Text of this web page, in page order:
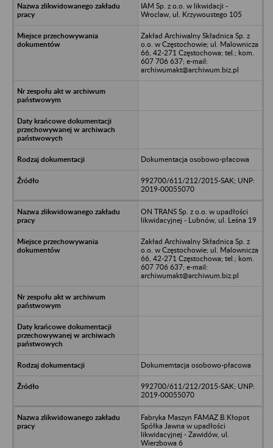
IAM Sp. z o.o. w likwidacji -
Wroclaw, ul. Krzywoustego 105
Zakład Archiwalny Składnica Sp. z
o.o. w Częstochowie; ul. Malownicza
66, 42-271 Częstochowa; tel.; kom.
607 706 637; e-mail:
archiwumakt@archiwum.biz.pl
Dokumentacja osobowo-płacowa
992700/611/212/2015-SAK; UNP:
2019-00055070
ON TRANS Sp. z o.o. w upadłości
likwidacyjnej - Lubnów, ul. Leśna 19
Zakład Archiwalny Składnica Sp. z
o.o. w Częstochowie; ul. Malownicza
66, 42-271 Częstochowa; tel.; kom.
607 706 637; e-mail:
archiwumakt@archiwum.biz.pl
Dokumemtacja osobowo-płacowa
992700/611/212/2015-SAK; UNP:
2019-00055070
Fabryka Maszyn FAMAZ B.Kłopot
Spółka Jawna w upadłości
likwidacyjnej - Zawidów, ul.
Wierzbowa 6